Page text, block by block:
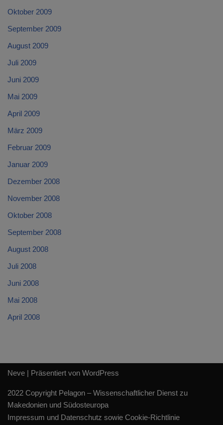
Oktober 2009
September 2009
August 2009
Juli 2009
Juni 2009
Mai 2009
April 2009
März 2009
Februar 2009
Januar 2009
Dezember 2008
November 2008
Oktober 2008
September 2008
August 2008
Juli 2008
Juni 2008
Mai 2008
April 2008
Neve | Präsentiert von WordPress
2022 Copyright Pelagon – Wissenschaftlicher Dienst zu
Makedonien und Südosteuropa
Impressum und Datenschutz sowie Cookie-Richtlinie